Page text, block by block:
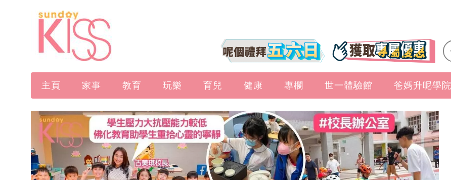
主頁 家事 教育 玩樂 育兒 健康 專欄 世一體驗館 爸媽升呢學院